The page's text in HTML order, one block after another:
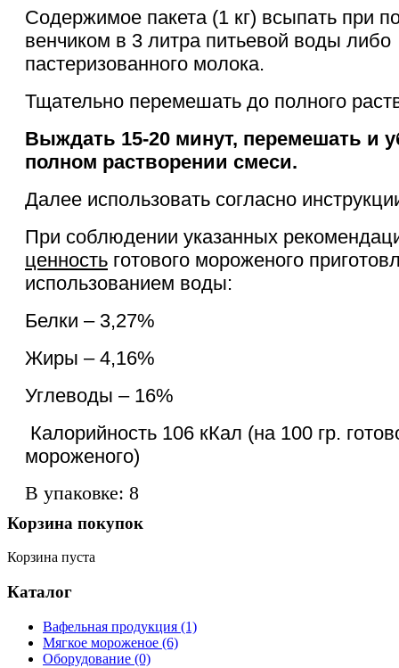
Содержимое пакета (1 кг) всыпать при
венчиком в 3 литра питьевой воды либо
пастеризованного молока.
Тщательно перемешать до полного
Выждать 15-20 минут, перемешать и
полном растворении смеси.
Далее использовать согласно
При соблюдении указанных
ценность готового мороженого
использованием воды:
Белки – 3,27%
Жиры – 4,16%
Углеводы – 16%
Калорийность 106 кКал (на 100 гр.
мороженого)
В упаковке: 8
Корзина покупок
Корзина пуста
Каталог
Вафельная продукция (1)
Мягкое мороженое (6)
Оборудование (0)